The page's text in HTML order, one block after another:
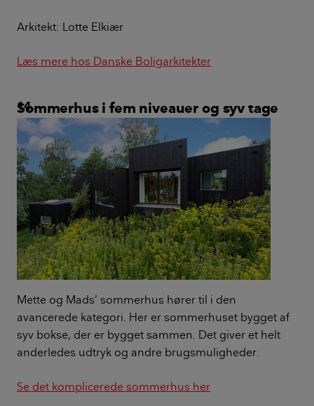
Arkitekt: Lotte Elkiær
Læs mere hos Danske Boligarkitekter
Sommerhus i fem niveauer og syv tage
Mette og Mads’ sommerhus hører til i den
avancerede kategori. Her er sommerhuset bygget af
syv bokse, der er bygget sammen. Det giver et helt
anderledes udtryk og andre brugsmuligheder.
Se det komplicerede sommerhus her